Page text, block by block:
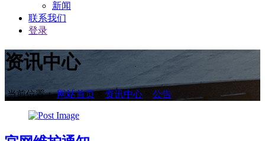
新闻
联系我们
登录
资讯中心
当前位置：网站首页> 资讯中心 公告